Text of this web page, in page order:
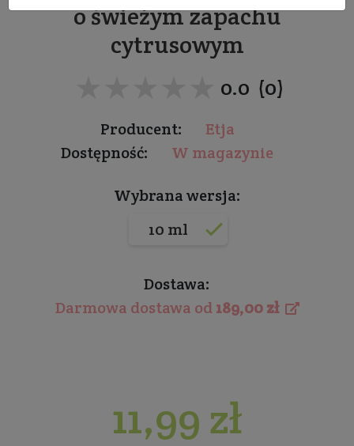
o świeżym zapachu
cytrusowym
0.0 (0)
Producent:
Etja
Dostępność:
W magazynie
Wybrana wersja:
10 ml
Dostawa:
Darmowa dostawa od189,00 zł
11,99 zł